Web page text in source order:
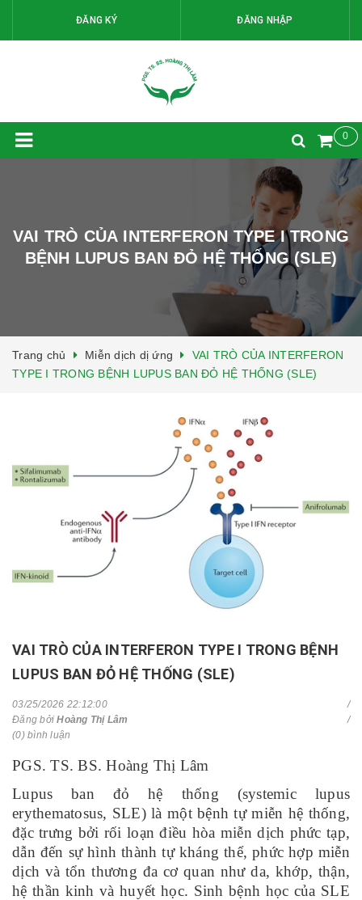
ĐĂNG KÝ ĐĂNG NHẬP
0
VAI TRÒ CỦA INTERFERON TYPE I TRONG
BỆNH LUPUS BAN ĐỎ HỆ THỐNG (SLE)
Trang chủ Miễn dịch dị ứng
VAI TRÒ CỦA INTERFERON
TYPE I TRONG BỆNH LUPUS BAN ĐỎ HỆ THỐNG (SLE)
VAI TRÒ CỦA INTERFERON TYPE I TRONG BỆNH
LUPUS BAN ĐỎ HỆ THỐNG (SLE)
03/25/2026 22:12:00
Đăng bởiHoàng Thị Lâm
(0) bình luận
PGS. TS. BS. Hoàng Thị Lâm
Lupus ban đỏ hệ thống (systemic lupus
erythematosus, SLE) là một bệnh tự miễn hệ thống,
đặc trưng bởi rối loạn điều hòa miễn dịch phức tạp,
dẫn đến sự hình thành tự kháng thể, phức hợp miễn
dịch và tổn thương đa cơ quan như da, khớp, thận,
hệ thần kinh và huyết học. Sinh bệnh học của SLE